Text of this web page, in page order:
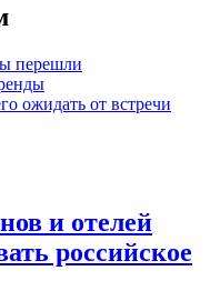
перешли
ожидать от встречи
и отелей
российское